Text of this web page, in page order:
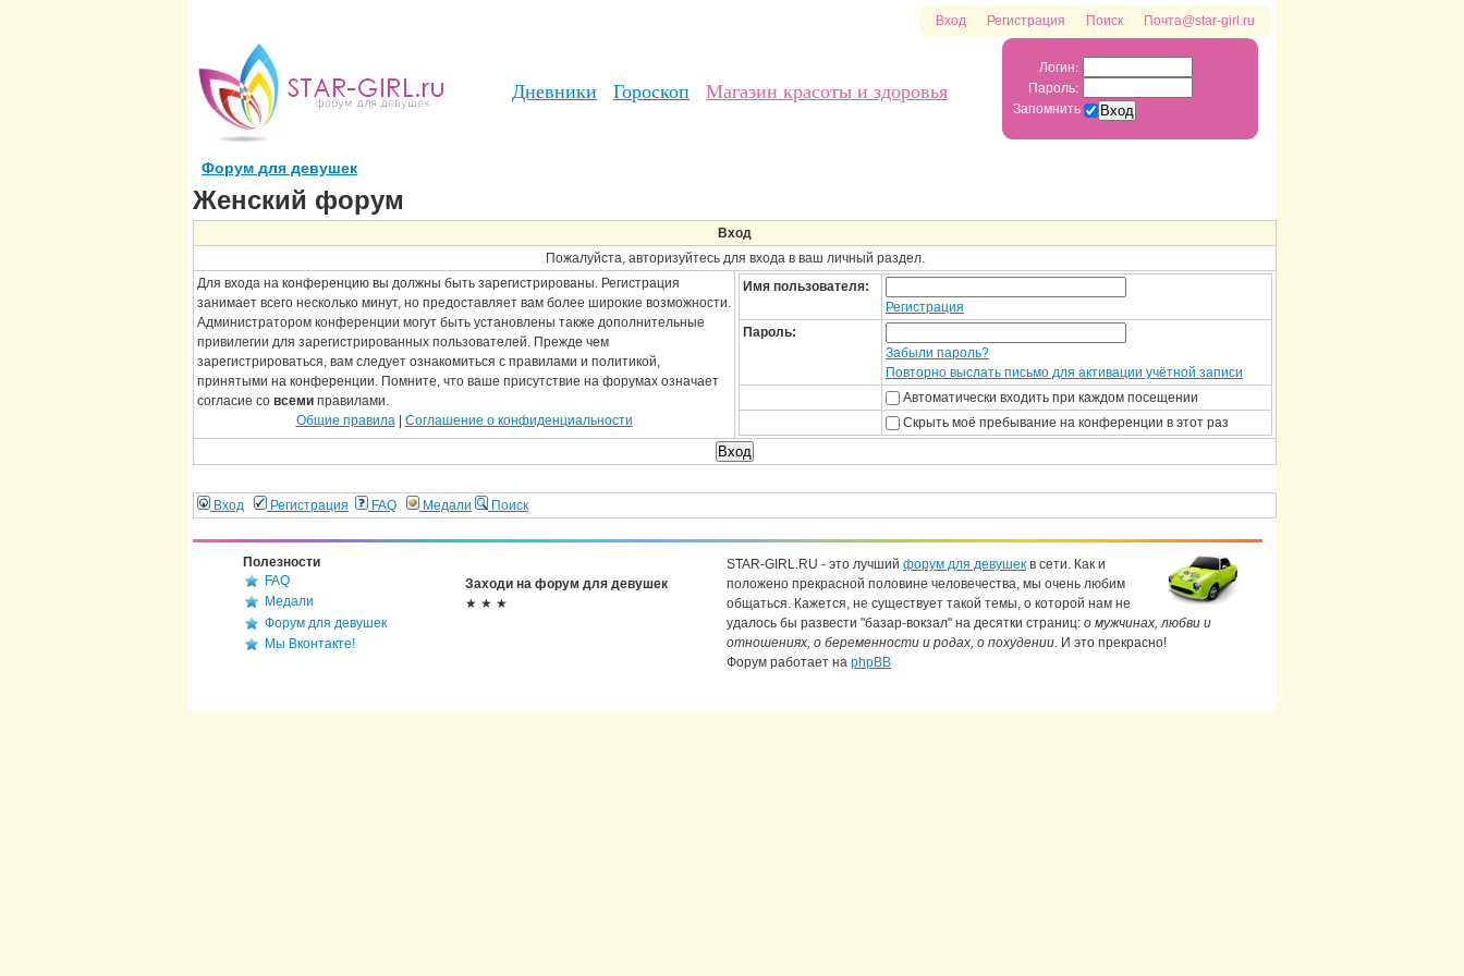
Вход Регистрация Поиск Почта@star-girl.ru
Дневники Гороскоп Магазин красоты и здоровья
Логин:
Пароль:
Запомнить
Форум для девушек
Женский форум
Вход
Пожалуйста, авторизуйтесь для входа в ваш личный раздел.
Для входа на конференцию вы должны быть зарегистрированы. Регистрация
занимает всего несколько минут, но предоставляет вам более широкие возможности.
Администратором конференции могут быть установлены также дополнительные
привилегии для зарегистрированных пользователей. Прежде чем
зарегистрироваться, вам следует ознакомиться с правилами и политикой,
принятыми на конференции. Помните, что ваше присутствие на форумах означает
согласие со всеми правилами.
Общие правила| Соглашение о конфиденциальности
Имя пользователя:
Регистрация
Пароль:
Забыли пароль?
Повторно выслать письмо для активации учётной записи
Автоматически входить при каждом посещении
Скрыть моё пребывание на конференции в этот раз
Вход Регистрация FAQ Медали Поиск
Полезности
FAQ
Медали
Форум для девушек
Мы Вконтакте!
Заходи на форум для девушек
★ ★ ★
STAR-GIRL.RU - это лучший форум для девушек в сети. Как и
положено прекрасной половине человечества, мы очень любим
общаться. Кажется, не существует такой темы, о которой нам не
удалось бы развести "базар-вокзал" на десятки страниц: о мужчинах, любви и
отношениях, о беременности и родах, о похудении. И это прекрасно!
Форум работает на phpBB